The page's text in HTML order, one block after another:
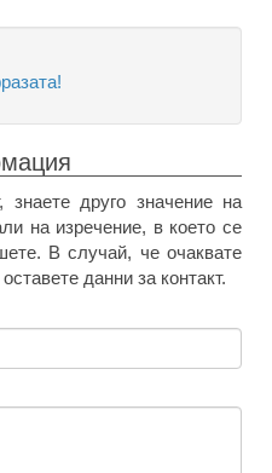
знаете друго значение на
на изречение, в което се
В случай, че очаквате
данни за контакт.